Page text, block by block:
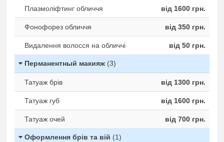
Плазмоліфтинг обличчя від 1600 грн.
Фонофорез обличчя від 350 грн.
Видалення волосся на обличчі від 50 грн.
Перманентный макияж (3)
Татуаж брів від 1300 грн.
Татуаж губ від 1600 грн.
Татуаж очей від 700 грн.
Оформлення брів та вій (1)